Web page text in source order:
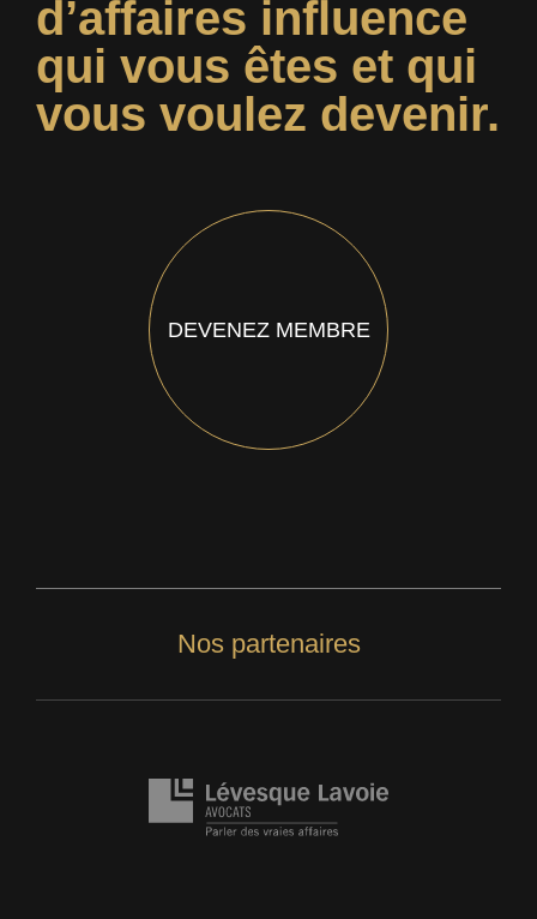
d’affaires influence
qui vous êtes et qui
vous voulez devenir.
DEVENEZ MEMBRE
Nos partenaires